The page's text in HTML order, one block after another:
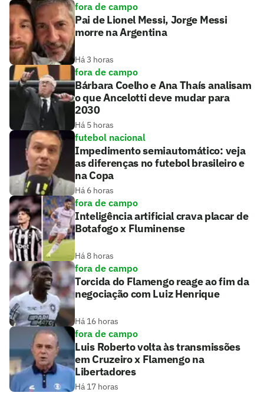
fora de campo
Pai de Lionel Messi, Jorge Messi
morre na Argentina
Há 3 horas
fora de campo
Bárbara Coelho e Ana Thaís analisam
o que Ancelotti deve mudar para
2030
Há 5 horas
futebol nacional
Impedimento semiautomático: veja
as diferenças no futebol brasileiro e
na Copa
Há 6 horas
fora de campo
Inteligência artificial crava placar de
Botafogo x Fluminense
Há 8 horas
fora de campo
Torcida do Flamengo reage ao fim da
negociação com Luiz Henrique
Há 16 horas
fora de campo
Luis Roberto volta às transmissões
em Cruzeiro x Flamengo na
Libertadores
Há 17 horas